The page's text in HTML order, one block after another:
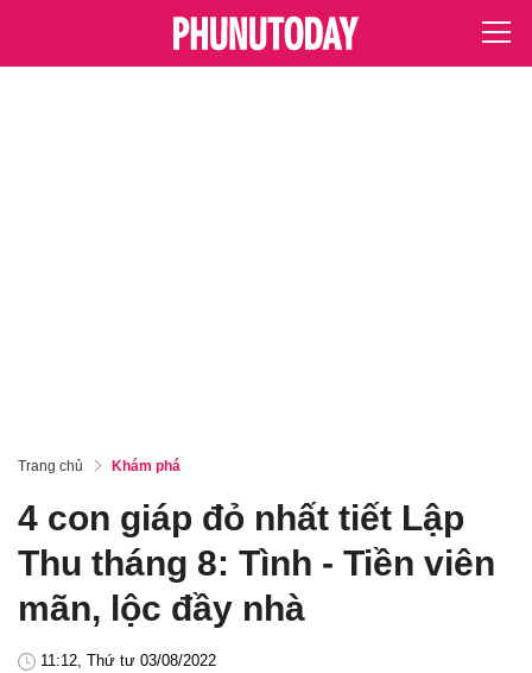
Trang chủ Khám phá
4 con giáp đỏ nhất tiết Lập
Thu tháng 8: Tình - Tiền viên
mãn, lộc đầy nhà
11:12, Thứ tư 03/08/2022